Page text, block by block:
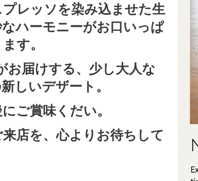
レッソを染み込ませた生
ハーモニーがお口いっぱ
す。
お届けする、少し大人な
しいデザート。
ご賞味くだい。
店を、心よりお待ちして